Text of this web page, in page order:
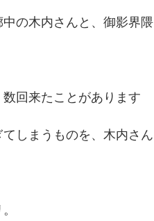
おくりもの2025
の木内さんと、御影界隈
回来たことがあります
しまうものを、木内さん